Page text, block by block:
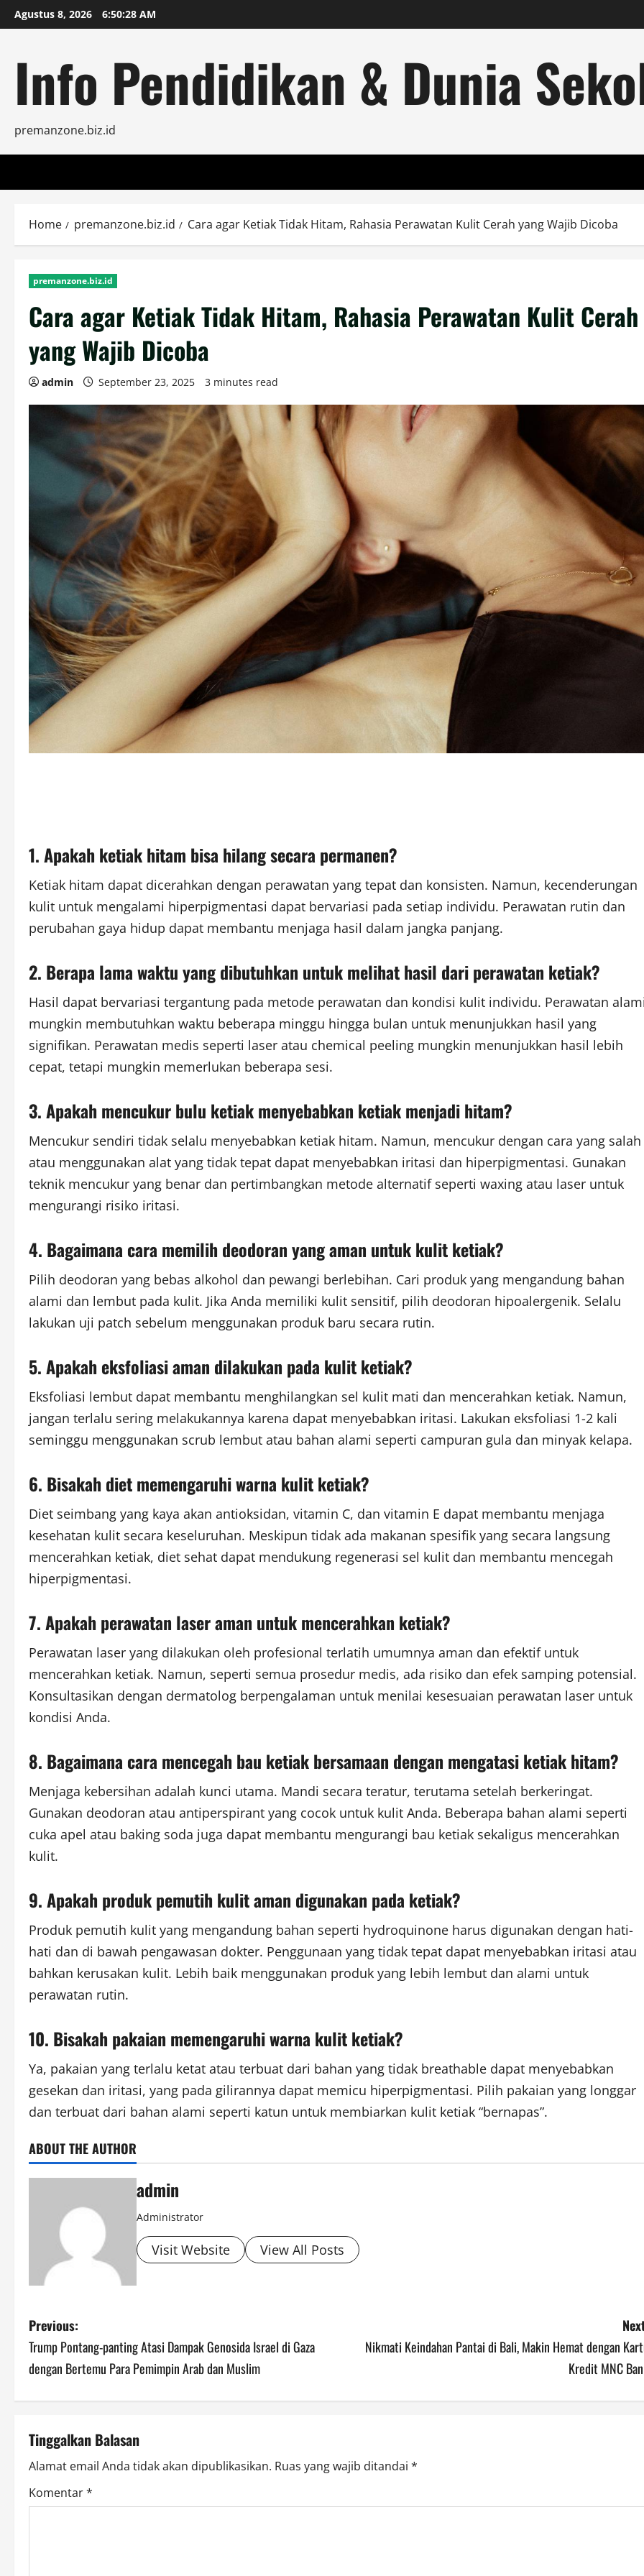
Skip
to
Agustus 8, 2026 6:50:29 AM
Info Pendidikan & Dunia
premanzone.biz.id
Home premanzone.biz.id Cara agar Ketiak Tidak Hitam, Rahasia Perawatan Kulit Cerah yang Wajib Dicoba
premanzone.biz.id
Cara agar Ketiak Tidak Hitam, Rahasia Perawatan Kulit Cerah
yang Wajib Dicoba
admin September 23, 2025 3 minutes read
1. Apakah ketiak hitam bisa hilang secara permanen?
Ketiak hitam dapat dicerahkan dengan perawatan yang tepat dan konsisten. Namun, kecenderungan
kulit untuk mengalami hiperpigmentasi dapat bervariasi pada setiap individu. Perawatan rutin dan
perubahan gaya hidup dapat membantu menjaga hasil dalam jangka panjang.
2. Berapa lama waktu yang dibutuhkan untuk melihat hasil dari perawatan ketiak?
Hasil dapat bervariasi tergantung pada metode perawatan dan kondisi kulit individu. Perawatan
mungkin membutuhkan waktu beberapa minggu hingga bulan untuk menunjukkan hasil yang
signifikan. Perawatan medis seperti laser atau chemical peeling mungkin menunjukkan hasil lebih
cepat, tetapi mungkin memerlukan beberapa sesi.
3. Apakah mencukur bulu ketiak menyebabkan ketiak menjadi hitam?
Mencukur sendiri tidak selalu menyebabkan ketiak hitam. Namun, mencukur dengan cara yang salah
atau menggunakan alat yang tidak tepat dapat menyebabkan iritasi dan hiperpigmentasi. Gunakan
teknik mencukur yang benar dan pertimbangkan metode alternatif seperti waxing atau laser untuk
mengurangi risiko iritasi.
4. Bagaimana cara memilih deodoran yang aman untuk kulit ketiak?
Pilih deodoran yang bebas alkohol dan pewangi berlebihan. Cari produk yang mengandung bahan
alami dan lembut pada kulit. Jika Anda memiliki kulit sensitif, pilih deodoran hipoalergenik. Selalu
lakukan uji patch sebelum menggunakan produk baru secara rutin.
5. Apakah eksfoliasi aman dilakukan pada kulit ketiak?
Eksfoliasi lembut dapat membantu menghilangkan sel kulit mati dan mencerahkan ketiak. Namun,
jangan terlalu sering melakukannya karena dapat menyebabkan iritasi. Lakukan eksfoliasi 1-2 kali
seminggu menggunakan scrub lembut atau bahan alami seperti campuran gula dan minyak kelapa.
6. Bisakah diet memengaruhi warna kulit ketiak?
Diet seimbang yang kaya akan antioksidan, vitamin C, dan vitamin E dapat membantu menjaga
kesehatan kulit secara keseluruhan. Meskipun tidak ada makanan spesifik yang secara langsung
mencerahkan ketiak, diet sehat dapat mendukung regenerasi sel kulit dan membantu mencegah
hiperpigmentasi.
7. Apakah perawatan laser aman untuk mencerahkan ketiak?
Perawatan laser yang dilakukan oleh profesional terlatih umumnya aman dan efektif untuk
mencerahkan ketiak. Namun, seperti semua prosedur medis, ada risiko dan efek samping potensial.
Konsultasikan dengan dermatolog berpengalaman untuk menilai kesesuaian perawatan laser untuk
kondisi Anda.
8. Bagaimana cara mencegah bau ketiak bersamaan dengan mengatasi ketiak hitam?
Menjaga kebersihan adalah kunci utama. Mandi secara teratur, terutama setelah berkeringat.
Gunakan deodoran atau antiperspirant yang cocok untuk kulit Anda. Beberapa bahan alami seperti
cuka apel atau baking soda juga dapat membantu mengurangi bau ketiak sekaligus mencerahkan
kulit.
9. Apakah produk pemutih kulit aman digunakan pada ketiak?
Produk pemutih kulit yang mengandung bahan seperti hydroquinone harus digunakan dengan hati-
hati dan di bawah pengawasan dokter. Penggunaan yang tidak tepat dapat menyebabkan iritasi atau
bahkan kerusakan kulit. Lebih baik menggunakan produk yang lebih lembut dan alami untuk
perawatan rutin.
10. Bisakah pakaian memengaruhi warna kulit ketiak?
Ya, pakaian yang terlalu ketat atau terbuat dari bahan yang tidak breathable dapat menyebabkan
gesekan dan iritasi, yang pada gilirannya dapat memicu hiperpigmentasi. Pilih pakaian yang longgar
dan terbuat dari bahan alami seperti katun untuk membiarkan kulit ketiak “bernapas”.
ABOUT THE AUTHOR
admin
Administrator
Visit Website View All Posts
P
o
n
a
v
Previous:
Trump Pontang-panting Atasi Dampak Genosida Israel di Gaza
dengan Bertemu Para Pemimpin Arab dan Muslim
Nikmati Keindahan Pantai di Bali, Makin Hemat dengan
Kredit MNC
Tinggalkan Balasan
Alamat email Anda tidak akan dipublikasikan. Ruas yang wajib ditandai *
Komentar*